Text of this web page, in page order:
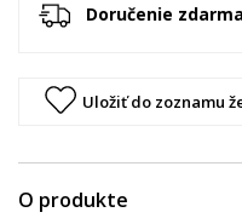
Doručenie
Uložiť do zoznamu
O produkte